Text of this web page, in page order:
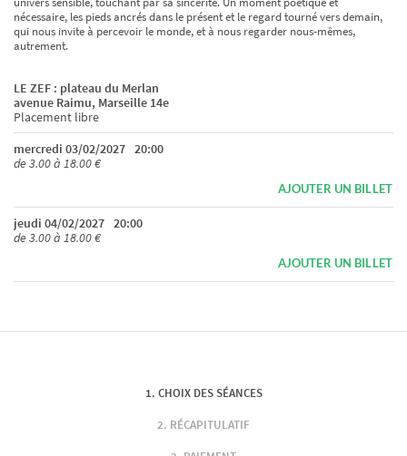
nécessaire, les pieds ancrés dans le présent et le regard tourné vers demain,
qui nous invite à percevoir le monde, et à nous regarder nous-mêmes,
autrement.
LE ZEF : plateau du Merlan
avenue Raimu, Marseille 14e
Placement libre
mercredi 03/02/2027 20:00
de 3.00 à 18.00 €
AJOUTER UN BILLET
jeudi 04/02/2027 20:00
de 3.00 à 18.00 €
AJOUTER UN BILLET
CHOIX DES SÉANCES
RÉCAPITULATIF